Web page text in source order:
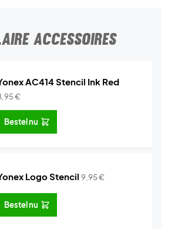
ACCESSOIRES
AC414 Stencil Ink Red
€
Bestel nu
Logo Stencil 9,95€
Bestel nu